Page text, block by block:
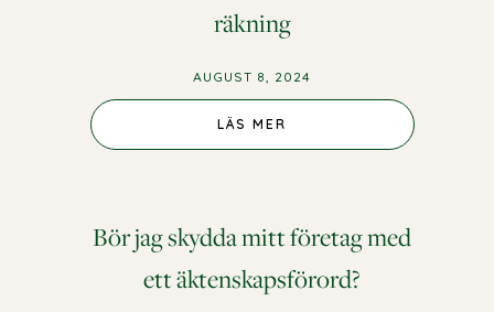
räkning
AUGUST 8, 2024
LÄS MER
Bör jag skydda mitt företag med
ett äktenskapsförord?